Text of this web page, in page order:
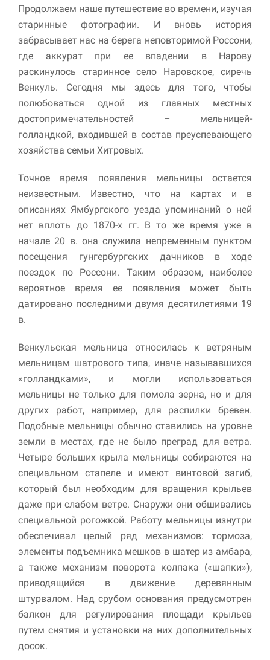
Продолжаем наше путешествие во времени, изучая
старинные фотографии. И вновь история
забрасывает нас на берега неповторимой Россони,
где аккурат при ее впадении в Нарову
раскинулось старинное село Наровское, сиречь
Венкуль. Сегодня мы здесь для того, чтобы
полюбоваться одной из главных местных
достопримечательностей – мельницей-
голландкой, входившей в состав преуспевающего
хозяйства семьи Хитровых.
Точное время появления мельницы остается
неизвестным. Известно, что на картах и в
описаниях Ямбургского уезда упоминаний о ней
нет вплоть до 1870-х гг. В то же время уже в
начале 20 в. она служила непременным пунктом
посещения гунгербургских дачников в ходе
поездок по Россони. Таким образом, наиболее
вероятное время ее появления может быть
датировано последними двумя десятилетиями 19
в.
Венкульская мельница относилась к ветряным
мельницам шатрового типа, иначе называвшихся
«голландками», и могли использоваться
мельницы не только для помола зерна, но и для
других работ, например, для распилки бревен.
Подобные мельницы обычно ставились на уровне
земли в местах, где не было преград для ветра.
Четыре больших крыла мельницы собираются на
специальном стапеле и имеют винтовой загиб,
который был необходим для вращения крыльев
даже при слабом ветре. Снаружи они обшивались
специальной рогожкой. Работу мельницы изнутри
обеспечивал целый ряд механизмов: тормоза,
элементы подъемника мешков в шатер из амбара,
а также механизм поворота колпака («шапки»),
приводящийся в движение деревянным
штурвалом. Над срубом основания предусмотрен
балкон для регулирования площади крыльев
путем снятия и установки на них дополнительных
досок.